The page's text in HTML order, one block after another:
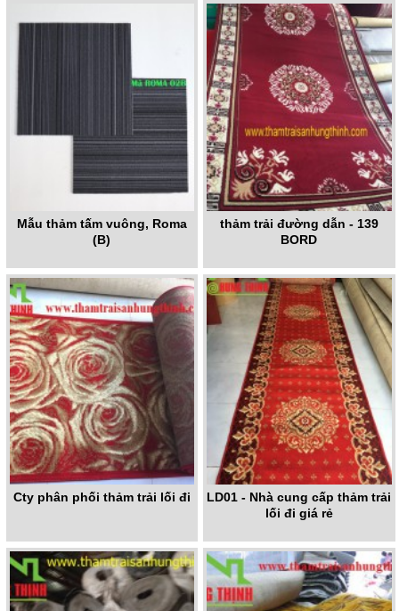
Mẫu thảm tấm vuông, Roma
(B)
thảm trải đường dẫn - 139
BORD
Cty phân phối thảm trải lối đi
LD01 - Nhà cung cấp thảm trải
lối đi giá rẻ